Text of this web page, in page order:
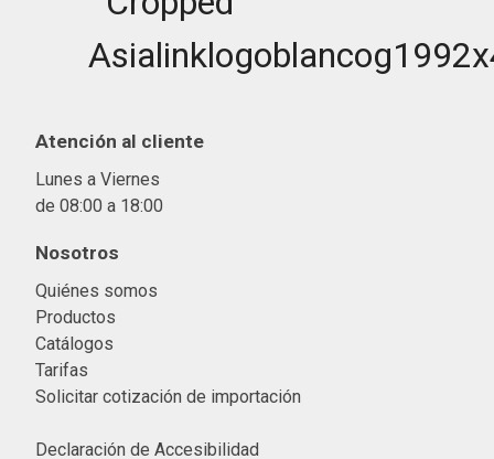
Atención al cliente
Lunes a Viernes
de 08:00 a 18:00
Nosotros
Quiénes somos
Productos
Catálogos
Tarifas
Solicitar cotización de importación
Declaración de Accesibilidad